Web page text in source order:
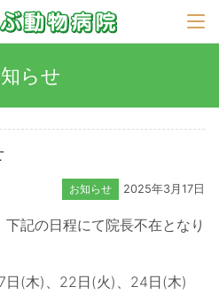
らせ
お知らせ 2025年3月17日
記の日程にて院長不在となり
日(木)、22日(火)、24日(木)